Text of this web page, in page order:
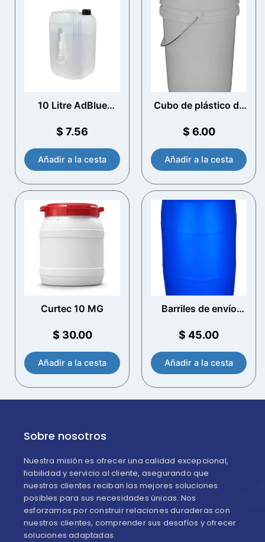
10 Litre AdBlue
Spout
$ 7.56
Añadir a la cesta
Cubo de plástico de
abierta – blanco
$ 6.00
Añadir a la cesta
Curtec 10 MG
$ 30.00
Añadir a la cesta
Barriles de envío
$ 45.00
Añadir a la cesta
Sobre nosotros
Nuestra misión es ofrecer una calidad excepcional,
fiabilidad y servicio al cliente, asegurando que
nuestros clientes reciban las mejores soluciones
posibles para sus necesidades únicas. Nos
esforzamos por construir relaciones duraderas con
nuestros clientes, comprender sus desafíos y ofrecer
soluciones adaptadas.